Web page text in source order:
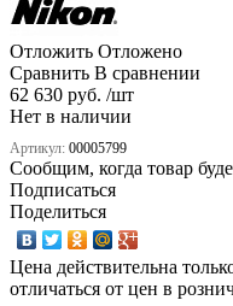
Отложить Отложено
Сравнить В сравнении
62 630 руб. /шт
Нет в наличии
Артикул: 00005799
Сообщим, когда товар
Подписаться
Поделиться
Цена действительна
отличаться от цен в